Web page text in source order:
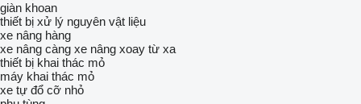
giàn khoan
thiết bị xử lý nguyên vật liệu
xe nâng hàng
xe nâng càng xe nâng xoay từ xa
thiết bị khai thác mỏ
máy khai thác mỏ
xe tự đổ cỡ nhỏ